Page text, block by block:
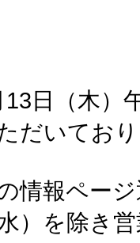
日（木）
だいてお
情報ペー
）を除き